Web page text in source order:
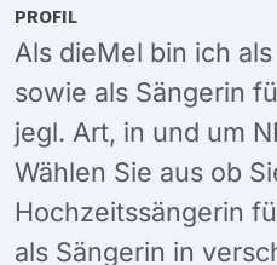
PROFIL
Als dieMel bin ich
sowie als Sängerin
jegl. Art, in und um
Wählen Sie aus ob
Hochzeitssängerin
als Sängerin in